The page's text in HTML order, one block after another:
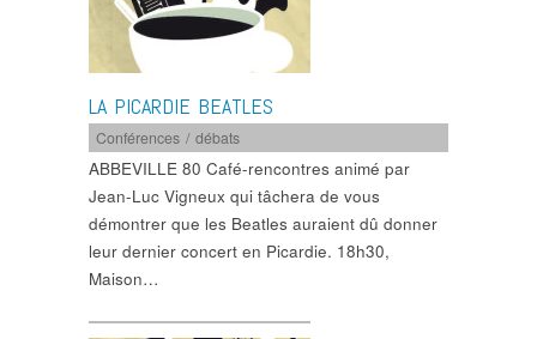
LA PICARDIE BEATLES
Conférences / débats
ABBEVILLE 80 Café-rencontres animé par
Jean-Luc Vigneux qui tâchera de vous
démontrer que les Beatles auraient dû donner
leur dernier concert en Picardie. 18h30,
Maison…